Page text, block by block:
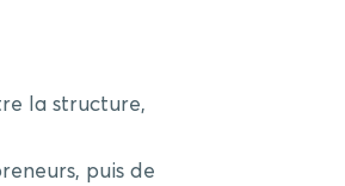
la structure,
puis de